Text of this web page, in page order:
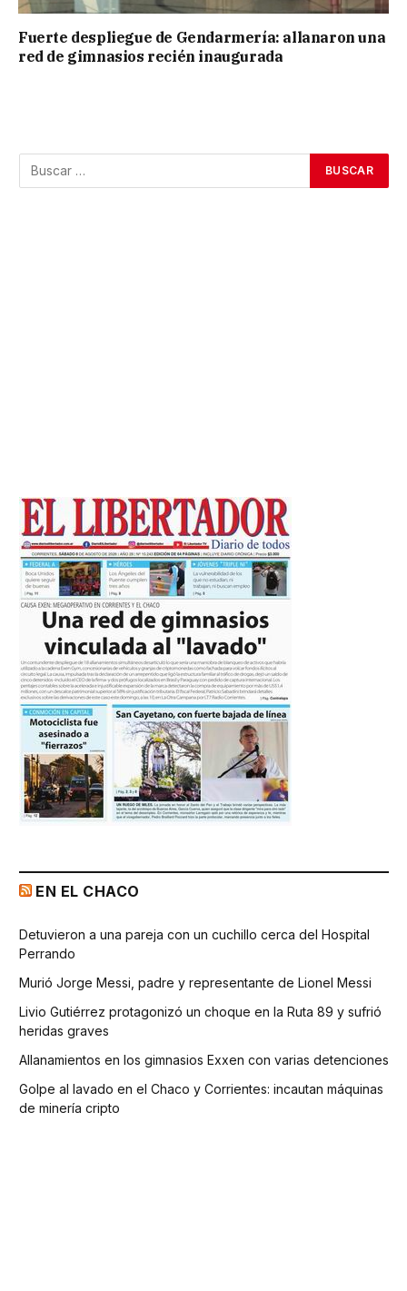
Fuerte despliegue de Gendarmería: allanaron una
red de gimnasios recién inaugurada
EN EL CHACO
Detuvieron a una pareja con un cuchillo cerca del Hospital
Perrando
Murió Jorge Messi, padre y representante de Lionel Messi
Livio Gutiérrez protagonizó un choque en la Ruta 89 y sufrió
heridas graves
Allanamientos en los gimnasios Exxen con varias detenciones
Golpe al lavado en el Chaco y Corrientes: incautan máquinas
de minería cripto